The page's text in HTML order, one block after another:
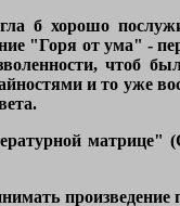
б хорошо
"Горя от ума" -
чтоб
и то уже
матрице"